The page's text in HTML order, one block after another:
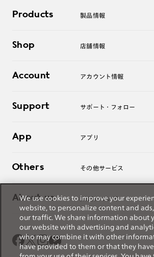
Products 製品情報
サングラス
コンタクトレンズ
アクセサリー
Shop 店舗情報
オンラインショップ
Account アカウント情報
ログアウト
Support サポート・フォロー
よくあるご質問
お問い合わせ
App アプリ
Others その他サービス
レンズ交換
オンラインギフト
価格案内
About us JINSについて
Magnify Life
会社概要
採用情報
法人のお客様
We use cookies to improve your
website, to personalize content and
our traffic. We share information about
our website with advertising and
who may combine it with other
have provided to them or that they